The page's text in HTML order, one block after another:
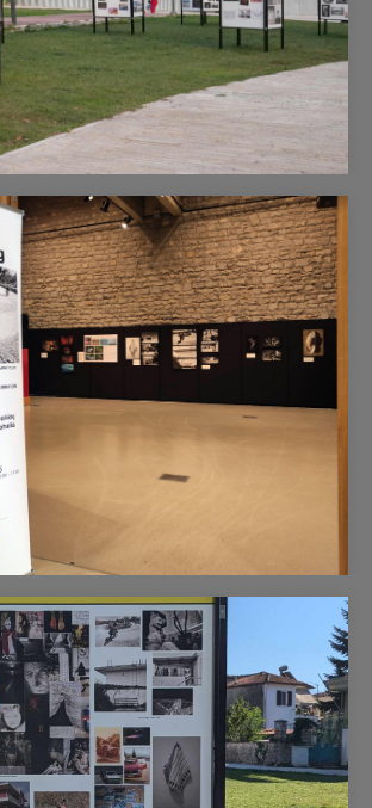
Λέσχη Κορίνθου συμμετέχει και
Festival στα Ιωάννινα με
Club 27/9/2025Η συμμετοχή μας,
Λέσχη Κορίνθου, όπως κάθε χρόνο
"BECOMING". 21
"BECOMING". 21 Οκτωβρίου
20ης Οκτωβρίου του 2024 στο
Στυμφαλίας…